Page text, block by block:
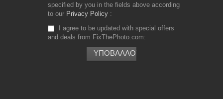
specified by you in the fields above according
to our Privacy Policy
I agree to be updated with special offers
and deals from FixThePhoto.com